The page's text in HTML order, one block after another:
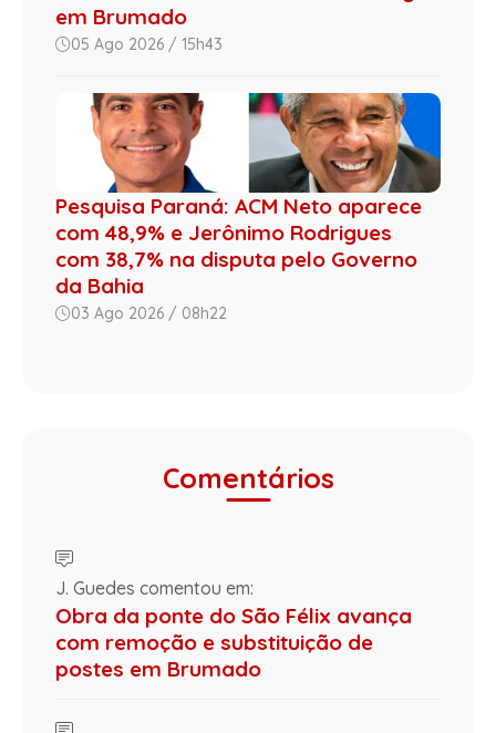
em Brumado
05 Ago 2026 / 15h43
Pesquisa Paraná: ACM Neto aparece
com 48,9% e Jerônimo Rodrigues
com 38,7% na disputa pelo Governo
da Bahia
03 Ago 2026 / 08h22
Comentários
J. Guedes comentou em:
Obra da ponte do São Félix avança
com remoção e substituição de
postes em Brumado